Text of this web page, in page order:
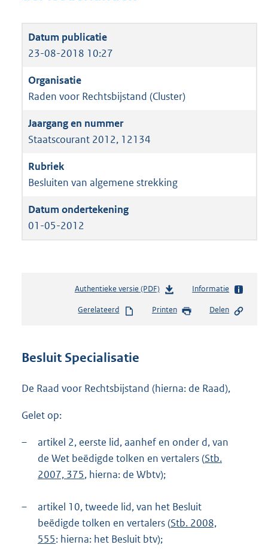
23-08-2018 10:27
Raden voor Rechtsbijstand (Cluster)
Staatscourant 2012, 12134
Besluiten van algemene strekking
01-05-2012
Authentieke versie (PDF)b
s
g
t
e
:
K
b
Informatie
Gerelateerd Printen Delen
Besluit Specialisatie
De Raad voor Rechtsbijstand (hierna: de Raad),
Gelet op:
–
artikel 2, eerste lid, aanhef en onder d, van
de Wet beëdigde tolken en vertalers (Stb.
2007, 375, hierna: de Wbtv);
–
artikel 10, tweede lid, van het Besluit
beëdigde tolken en vertalers (Stb. 2008,
555: hierna: het Besluit btv);